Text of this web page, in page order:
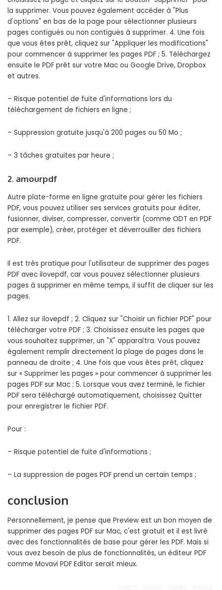
la supprimer. Vous pouvez également accéder à "Plus
d'options" en bas de la page pour sélectionner plusieurs
pages contiguës ou non contiguës à supprimer. 4. Une fois
que vous êtes prêt, cliquez sur "Appliquer les modifications"
pour commencer à supprimer les pages PDF ; 5. Téléchargez
ensuite le PDF prêt sur votre Mac ou Google Drive, Dropbox
et autres.
– Risque potentiel de fuite d'informations lors du
téléchargement de fichiers en ligne ;
– Suppression gratuite jusqu'à 200 pages ou 50 Mo ;
– 3 tâches gratuites par heure ;
2. amourpdf
Autre plate-forme en ligne gratuite pour gérer les fichiers
PDF, vous pouvez utiliser ses services gratuits pour éditer,
fusionner, diviser, compresser, convertir (comme ODT en PDF
par exemple), créer, protéger et déverrouiller des fichiers
PDF.
Il est très pratique pour l'utilisateur de supprimer des pages
PDF avec ilovepdf, car vous pouvez sélectionner plusieurs
pages à supprimer en même temps, il suffit de cliquer sur les
pages.
1. Allez sur ilovepdf ; 2. Cliquez sur "Choisir un fichier PDF" pour
télécharger votre PDF ; 3. Choisissez ensuite les pages que
vous souhaitez supprimer, un "X" apparaîtra. Vous pouvez
également remplir directement la plage de pages dans le
panneau de droite ; 4. Une fois que vous êtes prêt, cliquez
sur « Supprimer les pages » pour commencer à supprimer les
pages PDF sur Mac ; 5. Lorsque vous avez terminé, le fichier
PDF sera téléchargé automatiquement, choisissez Quitter
pour enregistrer le fichier PDF.
Pour :
– Risque potentiel de fuite d'informations ;
– La suppression de pages PDF prend un certain temps ;
conclusion
Personnellement, je pense que Preview est un bon moyen de
supprimer des pages PDF sur Mac, c'est gratuit et il est livré
avec des fonctionnalités de base pour gérer les PDF. Mais si
vous avez besoin de plus de fonctionnalités, un éditeur PDF
comme Movavi PDF Editor serait mieux.